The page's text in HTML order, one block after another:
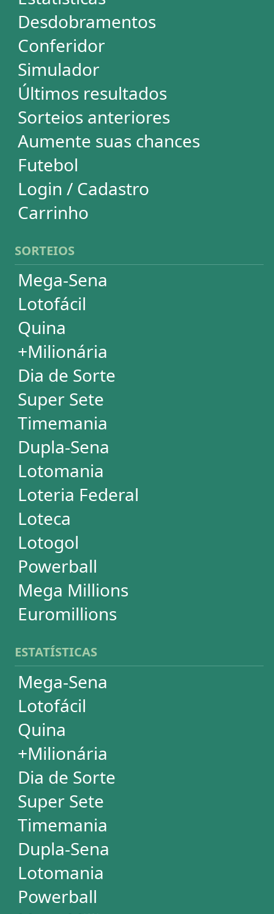
Mega-Sena
Lotofácil
Quina
+Milionária
Dia de Sorte
Super Sete
Timemania
Dupla-Sena
Lotomania
Loteria Federal
Lotogol
Powerball
Mega Millions
Euromillions
ESTATÍSTICAS
Mega-Sena
Lotofácil
Quina
+Milionária
Dia de Sorte
Super Sete
Timemania
Dupla-Sena
Lotomania
Powerball
Mega Millions
Euromillions
DESDOBRAMENTOS
Mega-Sena
Lotofácil
Quina
+Milionária
Dia de Sorte
Timemania
Dupla-Sena
Lotomania
Super Sete
PowerBall
Mega Millions
EuroMillions